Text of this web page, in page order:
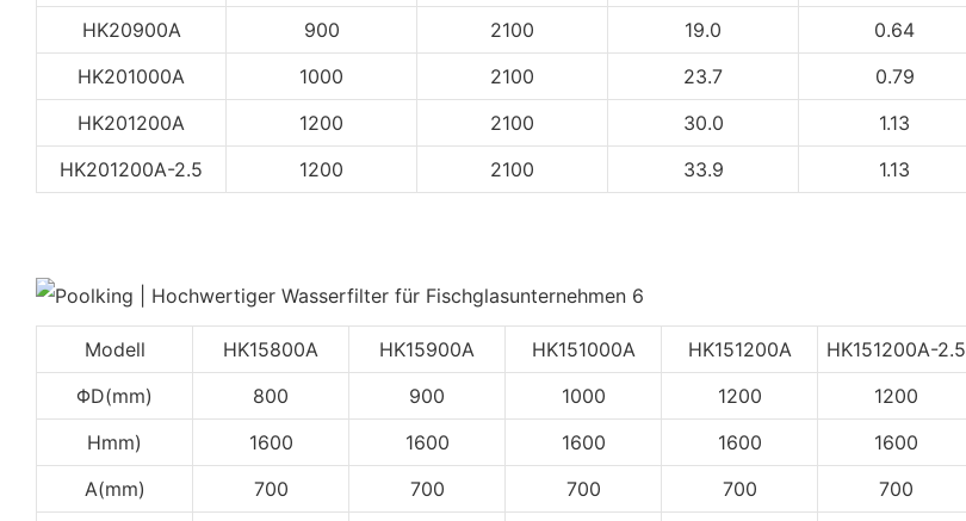
HK20900A
900 2100 19.0 0.64
HK201000A
1000 2100 23.7 0.79
HK201200A
1200 2100 30.0 1.13
HK201200A-2.5
1200 2100 33.9 1.13
Modell HK15800A HK15900A HK151000A HK151200A HK151200A-2.5
ΦD(mm)
800 900 1000 1200 1200
Hmm)
1600 1600 1600 1600 1600
A(mm)
700 700 700 700 700